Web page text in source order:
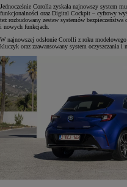
Jednocześnie Corolla zyskała najnowszy system
funkcjonalności oraz Digital Cockpit – cyfrowy
też rozbudowany zestaw systemów
i nowych funkcjach.
W najnowszej odsłonie Corolli z roku
kluczyk oraz zaawansowany system oczyszczania i